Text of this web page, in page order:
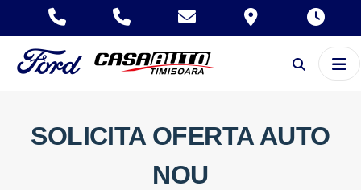
SOLICITA OFERTA AUTO
NOU